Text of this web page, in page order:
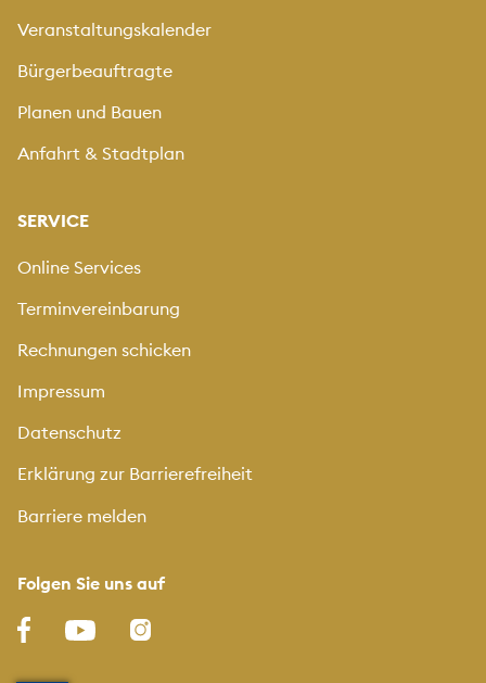
Veranstaltungskalender
Bürgerbeauftragte
Planen und Bauen
Anfahrt & Stadtplan
SERVICE
Online Services
Terminvereinbarung
Rechnungen schicken
Impressum
Datenschutz
Erklärung zur Barrierefreiheit
Barriere melden
Folgen Sie uns auf